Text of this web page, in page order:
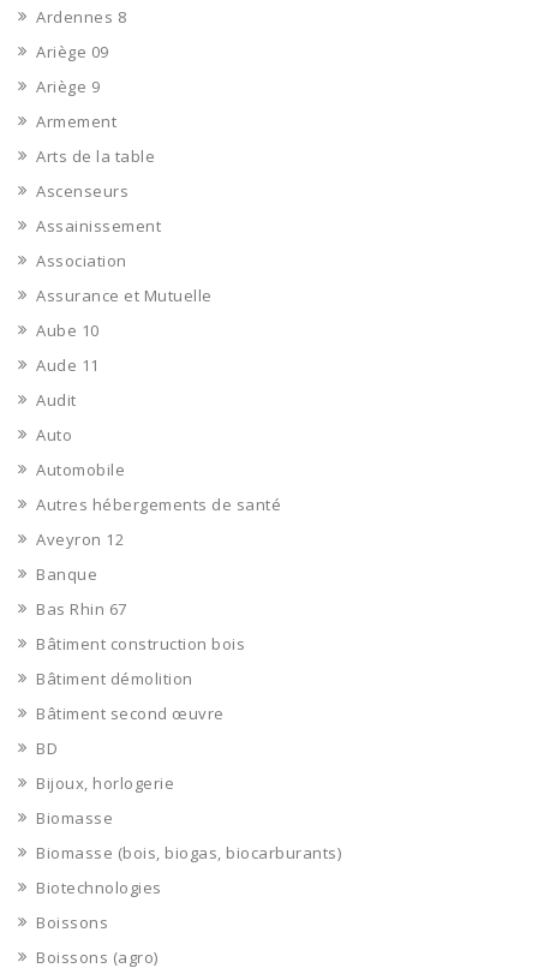
Ardennes 8
Ariège 09
Ariège 9
Armement
Arts de la table
Ascenseurs
Assainissement
Association
Assurance et Mutuelle
Aube 10
Aude 11
Audit
Auto
Automobile
Autres hébergements de santé
Aveyron 12
Banque
Bas Rhin 67
Bâtiment construction bois
Bâtiment démolition
Bâtiment second œuvre
BD
Bijoux, horlogerie
Biomasse
Biomasse (bois, biogas, biocarburants)
Biotechnologies
Boissons
Boissons (agro)